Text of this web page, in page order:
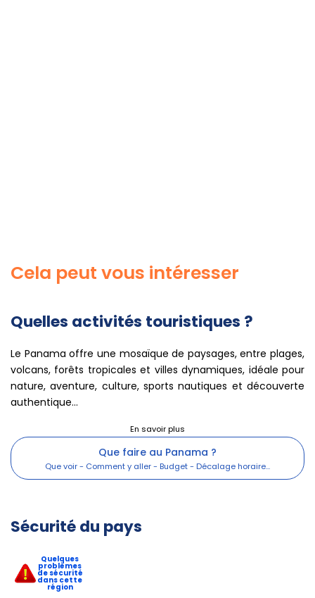
Cela peut vous intéresser
Quelles activités touristiques ?
Le Panama offre une mosaïque de paysages, entre plages,
volcans, forêts tropicales et villes dynamiques, idéale pour
nature, aventure, culture, sports nautiques et découverte
authentique...
Que faire au Panama ?
Sécurité du pays
Quelques
problèmes
de sécurité
dans cette
région